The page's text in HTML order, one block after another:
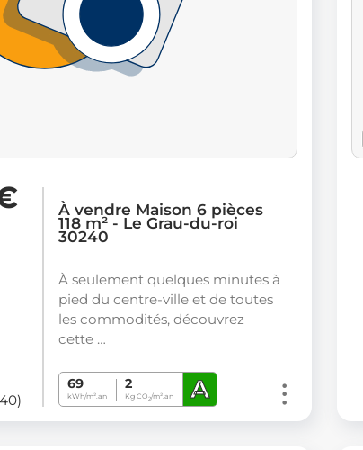
À vendre Maison 6 pièces
118 m² - Le Grau-du-roi
30240
À seulement quelques minutes à
pied du centre-ville et de toutes
les commodités, découvrez
cette …
69
kWh/m².an
2
Kg CO2/m².an A